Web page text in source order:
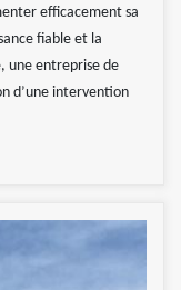
efficacement sa
fiable et la
une entreprise de
d’une intervention